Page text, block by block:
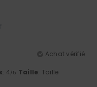
Achat vérifié
: 4/5 Taille: Taille